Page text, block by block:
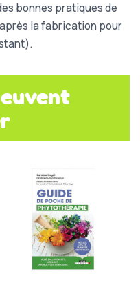
bonnes pratiques de
la fabrication pour